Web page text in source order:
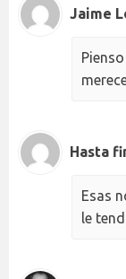
Jaime
Hasta
Esas
le